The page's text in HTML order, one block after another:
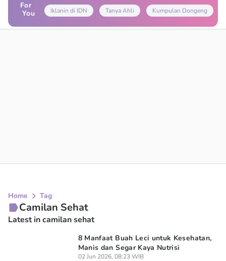
For
You
Iklanin di IDN Tanya Ahli Kumpulan Dongeng
Home Tag
Camilan Sehat
Latest in camilan sehat
8 Manfaat Buah Leci untuk Kesehatan,
Manis dan Segar Kaya Nutrisi
02 Jun 2026, 08:23 WIB